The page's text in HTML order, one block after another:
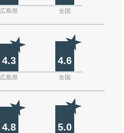
広島県 全国
4.3 4.6
広島県 全国
4.8 5.0